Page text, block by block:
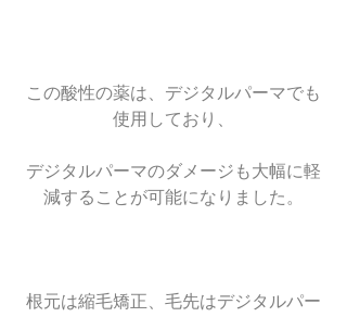
この酸性の薬は、デジタルパーマでも
使用しており、
デジタルパーマのダメージも大幅に軽
減することが可能になりました。
根元は縮毛矯正、毛先はデジタルパー